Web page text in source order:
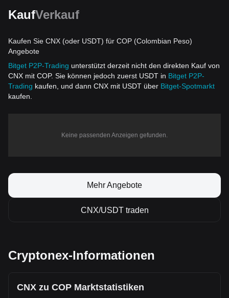
KaufVerkauf
Kaufen Sie CNX (oder USDT) für COP (Colombian Peso)
Angebote
Bitget P2P-Trading unterstützt derzeit nicht den direkten Kauf von
CNX mit COP. Sie können jedoch zuerst USDT in Bitget P2P-
Trading kaufen, und dann CNX mit USDT über Bitget-Spotmarkt
kaufen.
Keine passenden Anzeigen gefunden.
Mehr Angebote
CNX/USDT traden
Cryptonex-Informationen
CNX zu COP Marktstatistiken